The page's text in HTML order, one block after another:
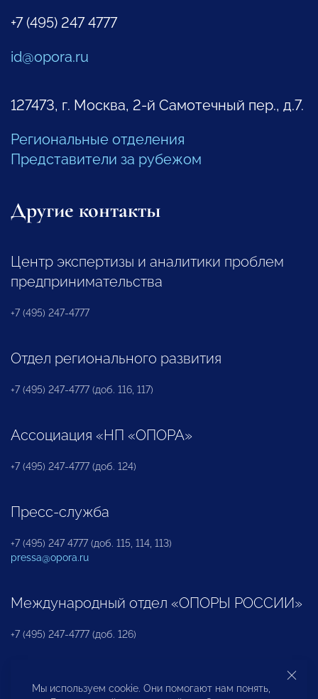
+7 (495) 247 4777
id@opora.ru
127473, г. Москва, 2-й Самотечный пер., д.7.
Региональные отделения
Представители за рубежом
Другие контакты
Центр экспертизы и аналитики проблем
предпринимательства
+7 (495) 247-4777
Отдел регионального развития
+7 (495) 247-4777 (доб. 116, 117)
Ассоциация «НП «ОПОРА»
+7 (495) 247-4777 (доб. 124)
Пресс-служба
+7 (495) 247 4777 (доб. 115, 114, 113)
pressa@opora.ru
Международный отдел «ОПОРЫ РОССИИ»
+7 (495) 247-4777 (доб. 126)
Бюро по защите прав предпринимателей и
Мы используем cookie. Они помогают нам понять,